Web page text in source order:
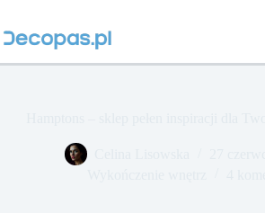
treści